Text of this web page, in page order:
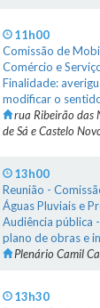
11h00
Comissão de
Comércio e
Finalidade:
modificar o
rua Ribeirão das
de Sá e Castelo
13h00
Reunião -
Águas Pluviais e
Audiência pública
plano de obras e
Plenário Camil
13h30